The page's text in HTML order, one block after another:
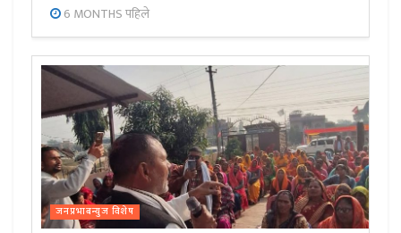
6 MONTHS पहिले
जनप्रभाबन्युज विशेष